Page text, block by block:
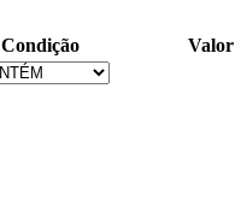
Condição Valor